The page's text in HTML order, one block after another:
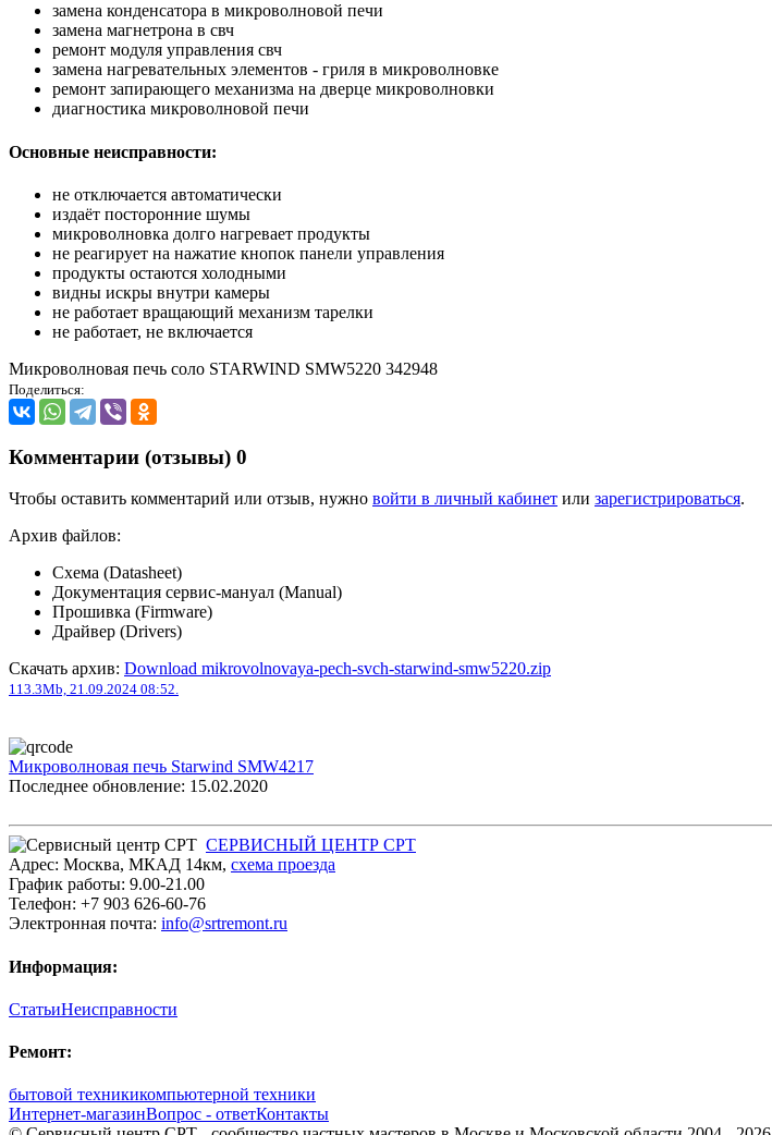
замена конденсатора в микроволновой печи
замена магнетрона в свч
ремонт модуля управления свч
замена нагревательных элементов - гриля в микроволновке
ремонт запирающего механизма на дверце микроволновки
диагностика микроволновой печи
Основные неисправности:
не отключается автоматически
издаёт посторонние шумы
микроволновка долго нагревает продукты
не реагирует на нажатие кнопок панели управления
продукты остаются холодными
видны искры внутри камеры
не работает вращающий механизм тарелки
не работает, не включается
Микроволновая печь соло STARWIND SMW5220 342948
Поделиться:
Комментарии (отзывы) 0
Чтобы оставить комментарий или отзыв, нужно войти в личный кабинет или зарегистрироваться.
Архив файлов:
Схема (Datasheet)
Документация сервис-мануал (Manual)
Прошивка (Firmware)
Драйвер (Drivers)
Скачать архив: Download mikrovolnovaya-pech-svch-starwind-smw5220.zip
113.3Mb, 21.09.2024 08:52.
Микроволновая печь Starwind SMW4217
Последнее обновление: 15.02.2020
СЕРВИСНЫЙ ЦЕНТР СРТ
Адрес: Москва, МКАД 14км, cхема проезда
График работы: 9.00-21.00
Телефон: +7 903 626-60-76
Электронная почта: info@srtremont.ru
Информация:
СтатьиНеисправности
Ремонт:
бытовой техникикомпьютерной техники
Интернет-магазинВопрос - ответКонтакты